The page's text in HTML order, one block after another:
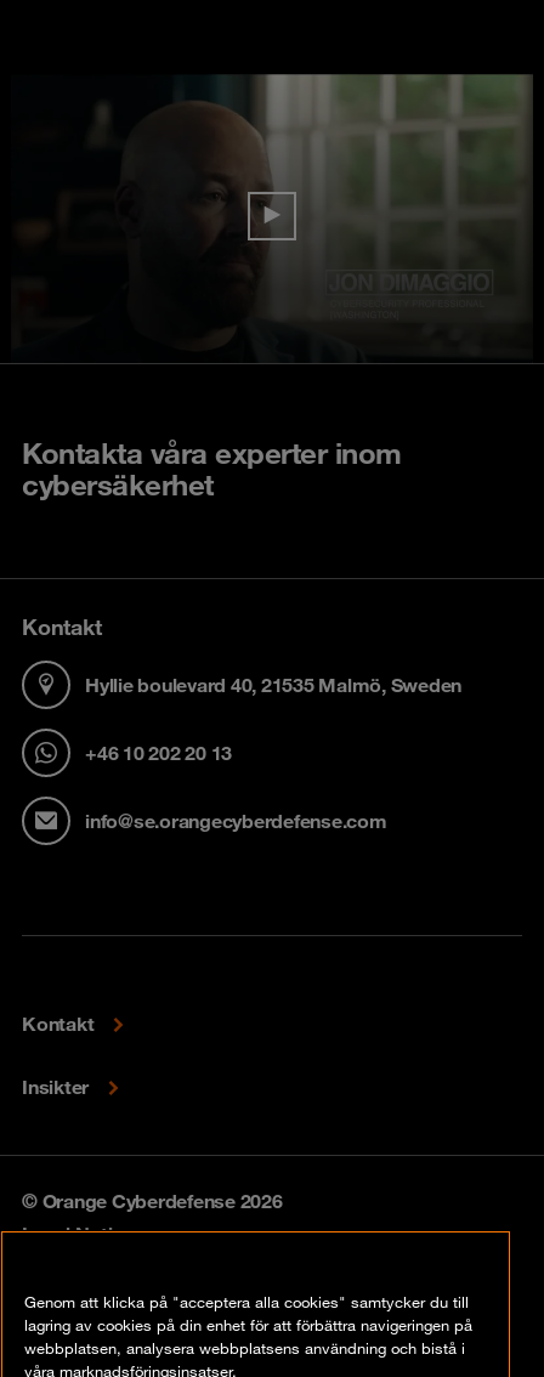
Kontakta våra experter inom
cybersäkerhet
Kontakt
Hyllie boulevard 40, 21535 Malmö, Sweden
+46 10 202 20 13
info@se.orangecyberdefense.com
Kontakt
Insikter
© Orange Cyberdefense 2026
Legal Notice
Vulnerability policy
Genom att klicka på "acceptera alla cookies" samtycker du till
lagring av cookies på din enhet för att förbättra navigeringen på
webbplatsen, analysera webbplatsens användning och bistå i
våra marknadsföringsinsatser.